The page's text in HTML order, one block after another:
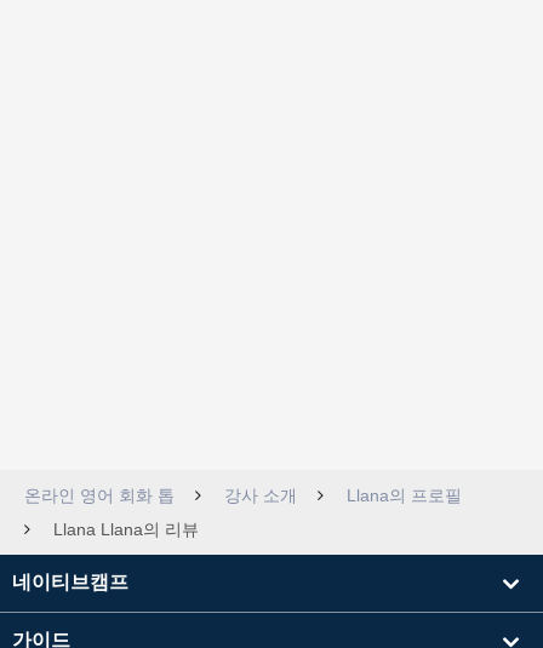
온라인 영어 회화 톱 강사 소개
Llana의 프로필
Llana Llana의 리뷰
네이티브캠프
가이드